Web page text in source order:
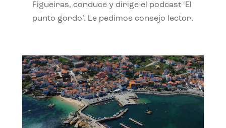
Figueiras, conduce y dirige el podcast ‘El
punto gordo’. Le pedimos consejo lector.